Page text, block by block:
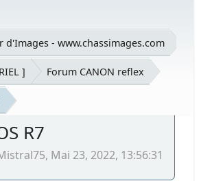
d'Images - www.chassimages.com
] Forum CANON reflex
R7
Mai 23, 2022, 13:56:31